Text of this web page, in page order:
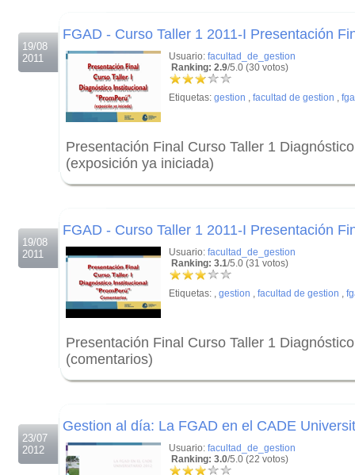
19/08
2011
FGAD - Curso Taller 1 2011-I Presentación
Usuario: facultad_de_gestion
Ranking: 2.9/5.0 (30 votos)
Etiquetas: gestion , facultad de gestion ,
Presentación Final Curso Taller 1
(exposición ya iniciada)
19/08
2011
FGAD - Curso Taller 1 2011-I Presentación
Usuario: facultad_de_gestion
Ranking: 3.1/5.0 (31 votos)
Etiquetas: , gestion , facultad de gestion ,
Presentación Final Curso Taller 1
(comentarios)
23/07
2012
Gestion al día: La FGAD en el CADE
Usuario: facultad_de_gestion
Ranking: 3.0/5.0 (22 votos)